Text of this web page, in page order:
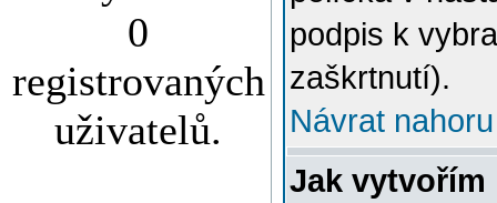
0
registrovaných
uživatelů.
podpis k
zaškrtnutí).
Návrat nahoru
Jak vytvořím